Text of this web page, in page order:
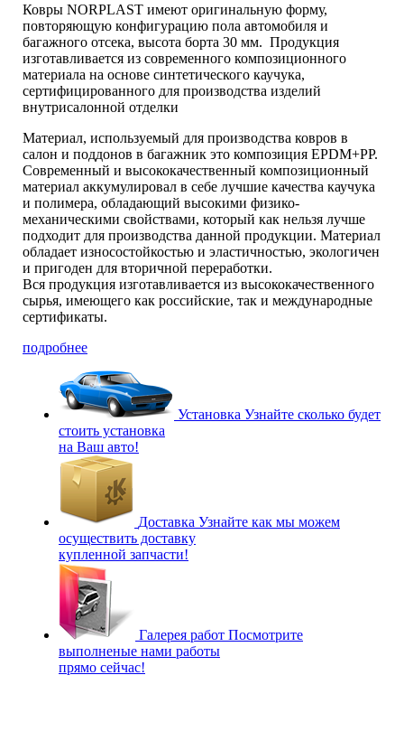
Ковры NORPLAST имеют оригинальную форму,
повторяющую конфигурацию пола автомобиля и
багажного отсека, высота борта 30 мм. Продукция
изготавливается из современного композиционного
материала на основе синтетического каучука,
сертифицированного для производства изделий
внутрисалонной отделки
Материал, используемый для производства ковров в
салон и поддонов в багажник это композиция EPDM+PP.
Современный и высококачественный композиционный
материал аккумулировал в себе лучшие качества каучука
и полимера, обладающий высокими физико-
механическими свойствами, который как нельзя лучше
подходит для производства данной продукции. Материал
обладает износостойкостью и эластичностью, экологичен
и пригоден для вторичной переработки.
Вся продукция изготавливается из высококачественного
сырья, имеющего как российские, так и международные
сертификаты.
подробнее
Установка Узнайте сколько будет
стоить установка
на Ваш авто!
Доставка Узнайте как мы можем
осуществить доставку
купленной запчасти!
Галерея работ Посмотрите
выполненые нами работы
прямо сейчас!